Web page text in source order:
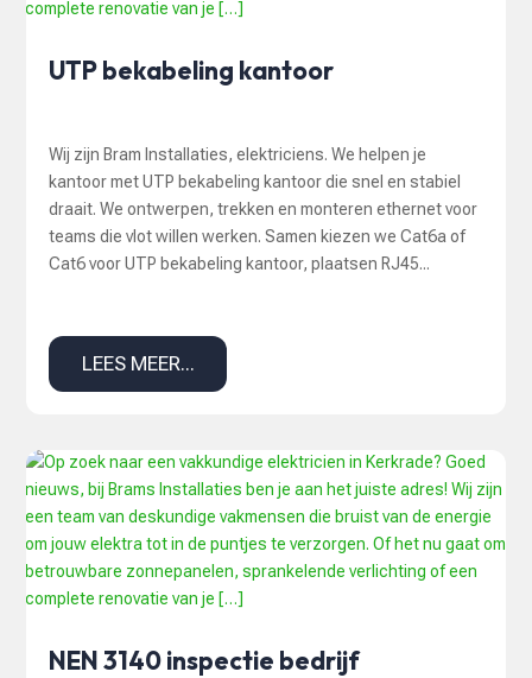
UTP bekabeling kantoor
Wij zijn Bram Installaties, elektriciens. We helpen je
kantoor met UTP bekabeling kantoor die snel en stabiel
draait. We ontwerpen, trekken en monteren ethernet voor
teams die vlot willen werken. Samen kiezen we Cat6a of
Cat6 voor UTP bekabeling kantoor, plaatsen RJ45...
LEES MEER...
NEN 3140 inspectie bedrijf